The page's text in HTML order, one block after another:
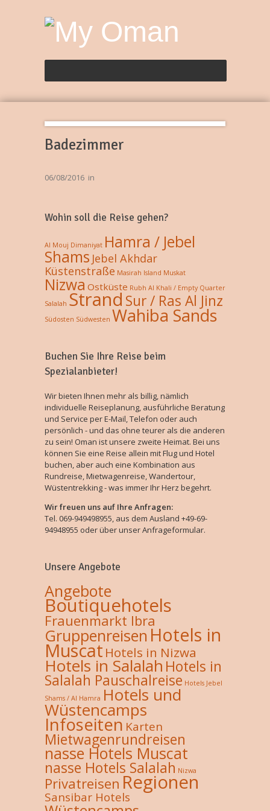
Badezimmer
06/08/2016 in
Wohin soll die Reise gehen?
Al Mouj Dimaniyat Hamra / Jebel
Shams Jebel Akhdar
Küstenstraße Masirah Island Muskat
Nizwa Ostküste Rubh Al Khali / Empty Quarter
Salalah Strand Sur / Ras Al Jinz
Südosten Südwesten Wahiba Sands
Buchen Sie Ihre Reise beim
Spezialanbieter!
Wir bieten Ihnen mehr als billig, nämlich
individuelle Reiseplanung, ausführliche Beratung
und Service per E-Mail, Telefon oder auch
persönlich - und das ohne teurer als die anderen
zu sein! Oman ist unsere zweite Heimat. Bei uns
können Sie eine Reise allein mit Flug und Hotel
buchen, aber auch eine Kombination aus
Rundreise, Mietwagenreise, Wandertour,
Wüstentrekking - was immer Ihr Herz begehrt.
Wir freuen uns auf Ihre Anfragen:
Tel. 069-949498955, aus dem Ausland +49-69-
94948955 oder über unser Anfrageformular.
Unsere Angebote
Angebote
Boutiquehotels
Frauenmarkt Ibra
Gruppenreisen Hotels in
Muscat Hotels in Nizwa
Hotels in Salalah Hotels in
Salalah Pauschalreise Hotels Jebel
Shams / Al Hamra Hotels und
Wüstencamps
Infoseiten Karten
Mietwagenrundreisen
nasse Hotels Muscat
nasse Hotels Salalah Nizwa
Privatreisen Regionen
Sansibar Hotels